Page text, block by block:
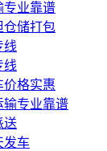
专业靠谱
仓储打包
线
线
价格实惠
输专业靠谱
送
发车